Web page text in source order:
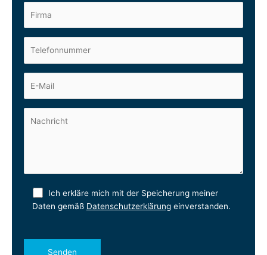
Ich erkläre mich mit der Speicherung meiner
Daten gemäß Datenschutzerklärungeinverstanden.